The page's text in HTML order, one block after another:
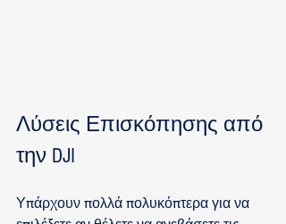
Λύσεις Επισκόπησης από
την DJI
Υπάρχουν πολλά πολυκόπτερα για να